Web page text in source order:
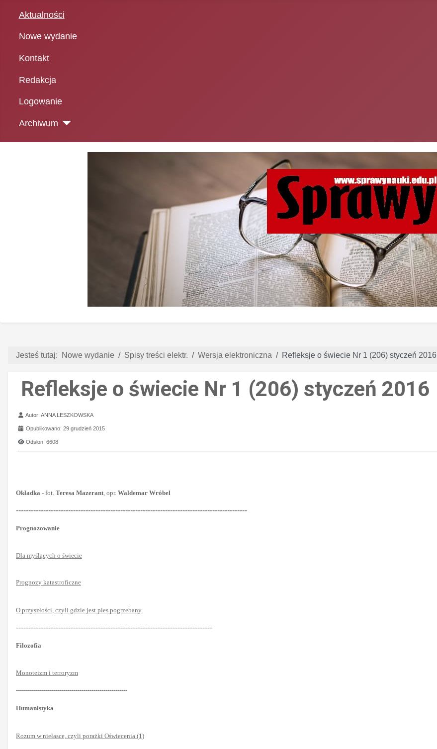
Aktualności
Nowe wydanie
Kontakt
Redakcja
Logowanie
Archiwum
Jesteś tutaj: Nowe wydanie Spisy treści elektr. Wersja elektroniczna Refleksje o świecie Nr 1 (206) styczeń 2016
Refleksje o świecie Nr 1 (206) styczeń 2016
Szczegóły
Autor:ANNA LESZKOWSKA
Opublikowano: 29 grudzień 2015
Odsłon: 6608
Okładka - fot. Teresa Mazerant , opr. Waldemar Wróbel
---------------------------------------------------------------------------------------------
Prognozowanie
Dla myślących o świecie
Prognozy katastroficzne
O przyszłości, czyli gdzie jest pies pogrzebany
-------------------------------------------------------------------------------
Filozofia
Monoteizm i terroryzm
--------------------------------------------------------
Humanistyka
Rozum w niełasce, czyli porażki Oświecenia (1)